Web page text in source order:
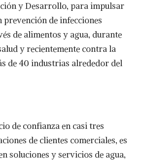
y Desarrollo, para impulsar
prevención de infecciones
de alimentos y agua, durante
y recientemente contra la
de 40 industrias alrededor del
de confianza en casi tres
de clientes comerciales, es
soluciones y servicios de agua,